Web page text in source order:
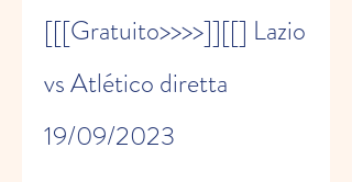
[[[Gratuito>>>>]][[] Lazio
vs Atlético diretta
19/09/2023